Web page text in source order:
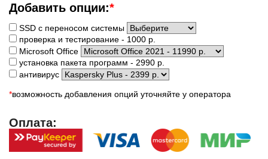
Добавить опции:*
SSD с переносом системы
проверка и тестирование - 1000 р.
Microsoft Office
установка пакета программ - 2990 р.
антивирус
*возможность добавления опций уточняйте у оператора
Оплата: